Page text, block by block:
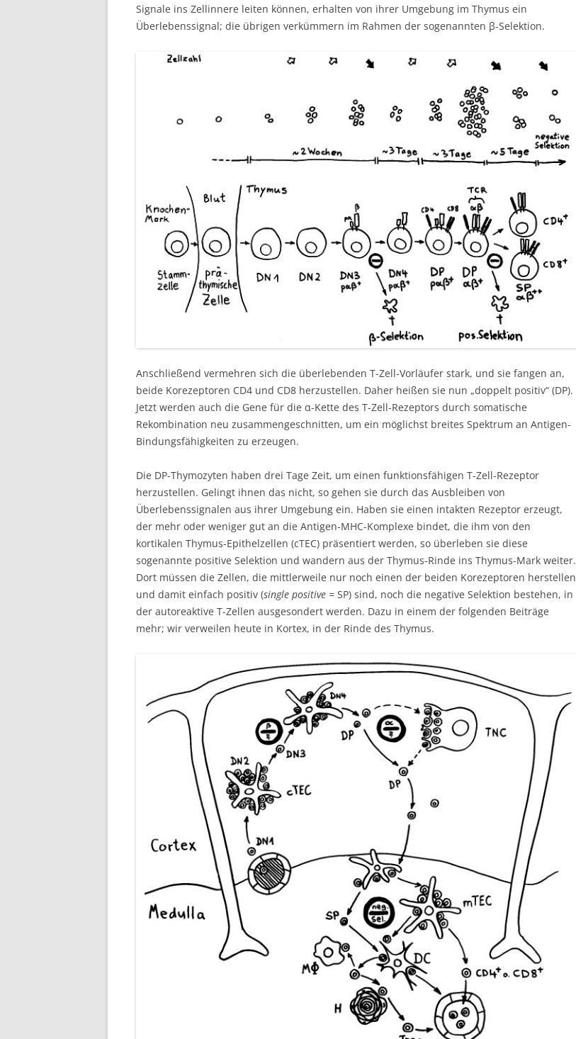
Signale ins Zellinnere leiten können, erhalten von ihrer Umgebung im Thymus ein
Überlebenssignal; die übrigen verkümmern im Rahmen der sogenannten β-Selektion.
Anschließend vermehren sich die überlebenden T-Zell-Vorläufer stark, und sie fangen an,
beide Korezeptoren CD4 und CD8 herzustellen. Daher heißen sie nun „doppelt positiv“ (DP).
Jetzt werden auch die Gene für die α-Kette des T-Zell-Rezeptors durch somatische
Rekombination neu zusammengeschnitten, um ein möglichst breites Spektrum an Antigen-
Bindungsfähigkeiten zu erzeugen.
Die DP-Thymozyten haben drei Tage Zeit, um einen funktionsfähigen T-Zell-Rezeptor
herzustellen. Gelingt ihnen das nicht, so gehen sie durch das Ausbleiben von
Überlebenssignalen aus ihrer Umgebung ein. Haben sie einen intakten Rezeptor erzeugt,
der mehr oder weniger gut an die Antigen-MHC-Komplexe bindet, die ihm von den
kortikalen Thymus-Epithelzellen (cTEC) präsentiert werden, so überleben sie diese
sogenannte positive Selektion und wandern aus der Thymus-Rinde ins Thymus-Mark weiter.
Dort müssen die Zellen, die mittlerweile nur noch einen der beiden Korezeptoren herstellen
und damit einfach positiv (single positive = SP) sind, noch die negative Selektion bestehen, in
der autoreaktive T-Zellen ausgesondert werden. Dazu in einem der folgenden Beiträge
mehr; wir verweilen heute in Kortex, in der Rinde des Thymus.